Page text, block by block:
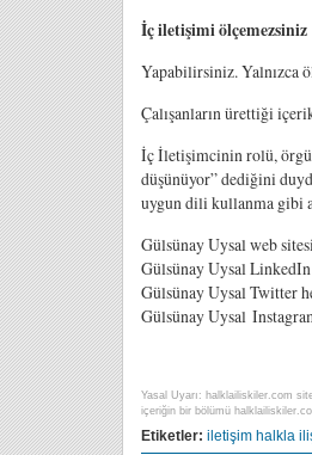
İç iletişimi ölçemezsiniz
Yapabilirsiniz. Yalnızca
Çalışanların ürettiği
İç İletişimcinin rolü,
düşünüyor” dediğini
uygun dili kullanma gibi
Gülsünay Uysal web
Gülsünay Uysal
Gülsünay Uysal Twitter
Gülsünay Uysal
Yasal Uyarı: halklailiskiler.com
içeriğin bir bölümü
Etiketler: iletişim halkla